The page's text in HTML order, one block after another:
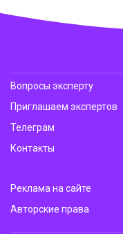
Вопросы эксперту
Приглашаем экспертов
Телеграм
Контакты
Реклама на сайте
Авторские права